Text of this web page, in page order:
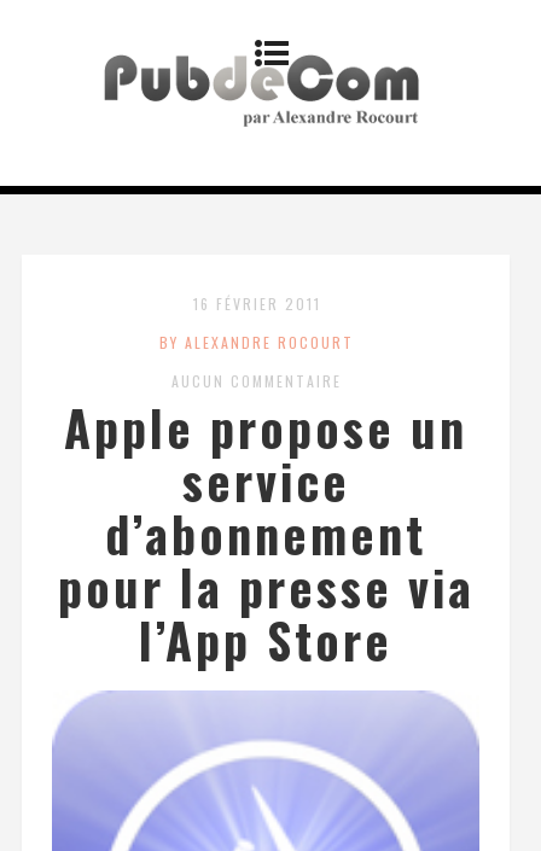
16 FÉVRIER 2011
BY ALEXANDRE ROCOURT
AUCUN COMMENTAIRE
Apple propose un
service
d’abonnement
pour la presse via
l’App Store